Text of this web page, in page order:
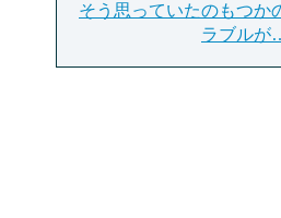
そう思っていたのもつか
ラブルが